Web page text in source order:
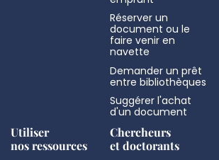
Réserver un
document ou le
faire venir en
navette
Demander un prêt
entre bibliothèques
Suggérer l'achat
d'un document
Utiliser
nos ressources
Chercheurs
et doctorants